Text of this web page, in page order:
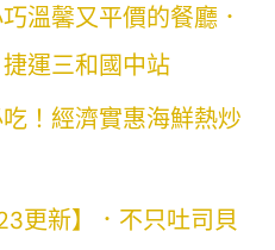
溫馨又平價的餐廳．
運三和國中站
！經濟實惠海鮮熱炒
更新】．不只吐司貝